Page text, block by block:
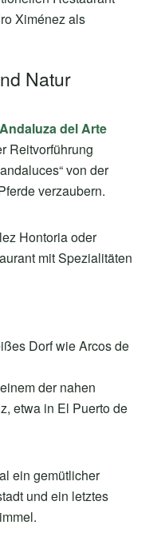
Ximénez als
Natur
del Arte
Reitvorführung
von der
verzaubern.
Hontoria oder
mit Spezialitäten
Dorf wie Arcos de
der nahen
etwa in El Puerto de
ein gemütlicher
und ein letztes